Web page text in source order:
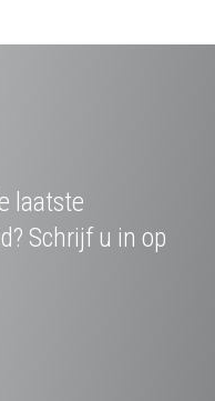
laatste
Schrijf u in op